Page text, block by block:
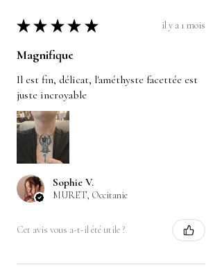
★ ★ ★ ★ ★ il y a 1 mois
Magnifique
Il est fin, délicat, l'améthyste facettée est
juste incroyable
Sophie V.
MURET, Occitanie
Cet avis vous a-t-il été utile ?